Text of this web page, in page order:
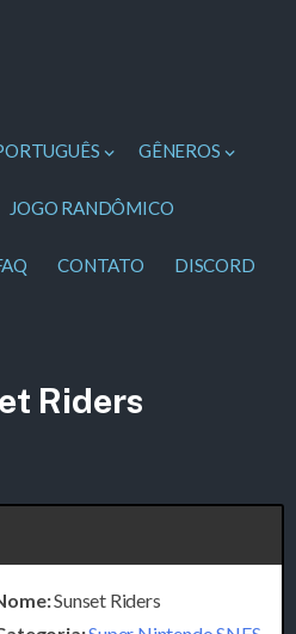
GÊNEROS
JOGO RANDÔMICO
CONTATO DISCORD
Riders
Sunset Riders